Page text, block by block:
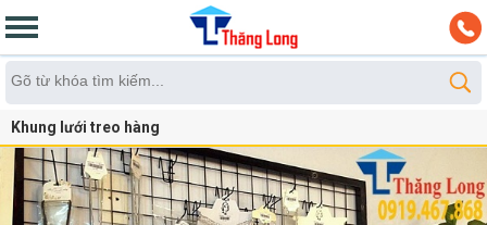
Khung lưới treo hàng